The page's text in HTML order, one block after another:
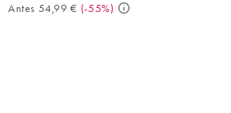
Antes 54,99 € (-55%)